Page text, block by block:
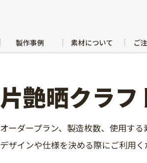
製作事例 素材について ご
片艶晒クラ
オーダープラン、製造枚数、使用する
デザインや仕様を決める際にご利用く